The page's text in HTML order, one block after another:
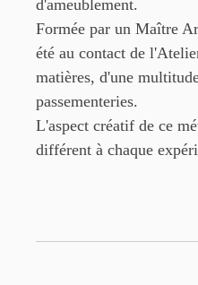
d'ameublement.
Formée par un Maître
été au contact de
matières, d'une
passementeries.
L'aspect créatif de ce
différent à chaque